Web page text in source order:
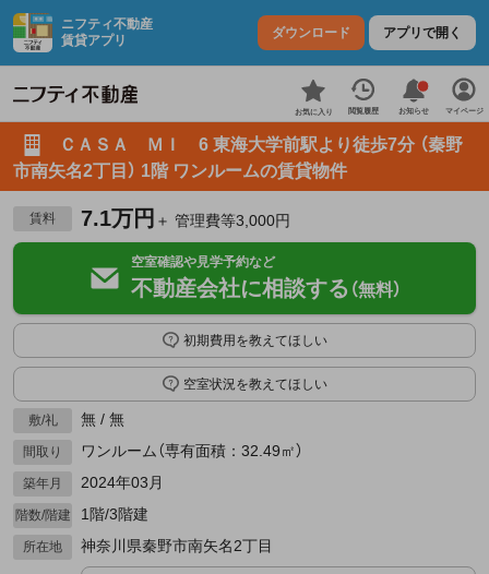
ニフティ不動産
賃貸アプリ
ダウンロード アプリで開く
お気に入り 閲覧履歴 お知らせ マイページ
ＣＡＳＡ ＭＩ 6 東海大学前駅より徒歩7分 （秦野
市南矢名2丁目） 1階 ワンルームの賃貸物件
賃料 7.1万円 ＋ 管理費等3,000円
空室確認や見学予約など
不動産会社に相談する （無料）
初期費用を教えてほしい
空室状況を教えてほしい
敷/礼 無 / 無
間取り ワンルーム（専有面積：32.49㎡）
築年月 2024年03月
階数/階建 1階/3階建
所在地 神奈川県秦野市南矢名2丁目